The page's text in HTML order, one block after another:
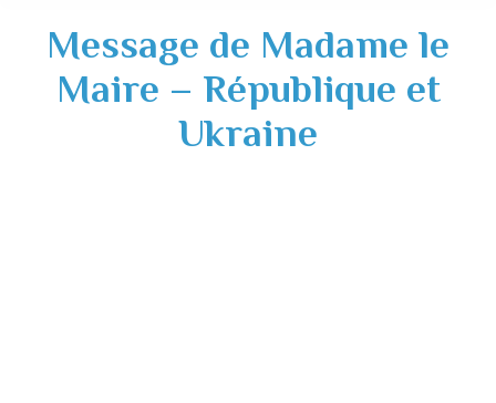
Message de Madame le
Maire – République et
Ukraine